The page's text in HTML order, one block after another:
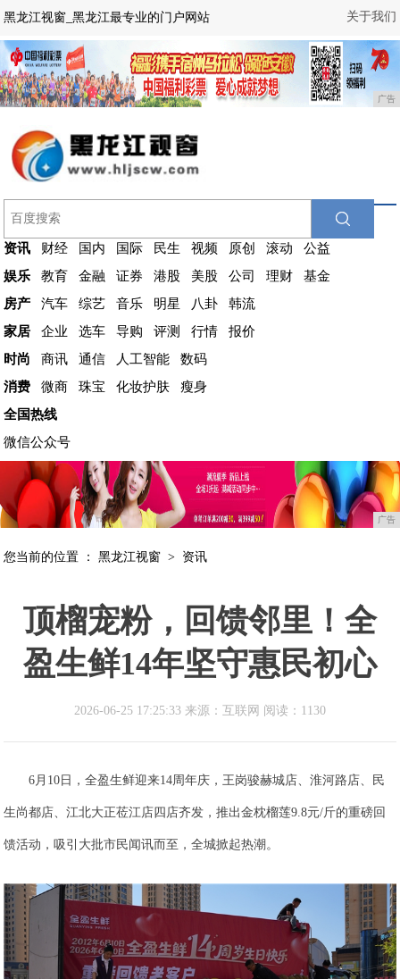
关于我们
黑龙江视窗_黑龙江最专业的门户网站
广告
资讯 财经 国内 国际 民生 视频 原创 滚动
公益
娱乐
教育 金融 证券 港股 美股 公司 理财
基金
房产
汽车 综艺 音乐 明星 八卦
韩流
家居
企业 选车 导购 评测 行情
报价
时尚
商讯 通信 人工智能
数码
消费
微商 珠宝 化妆护肤
瘦身
全国热线
微信公众号
广告
您当前的位置 ：黑龙江视窗 > 资讯
顶榴宠粉，回馈邻里！全
盈生鲜14年坚守惠民初心
2026-06-25 17:25:33 来源：互联网 阅读：1130
6月10日，全盈生鲜迎来14周年庆，王岗骏赫城店、淮河路店、民
生尚都店、江北大正莅江店四店齐发，推出金枕榴莲9.8元/斤的重磅回
馈活动，吸引大批市民闻讯而至，全城掀起热潮。